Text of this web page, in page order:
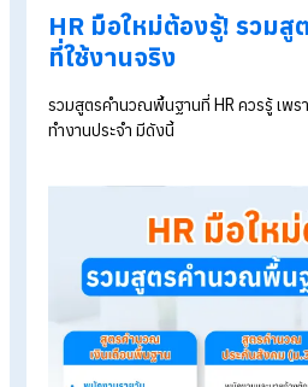
ระบบลงเวลาทำงานออนไลน์
ราคาโปรแกรมเงินเดือน เริ่
ทดลองใช้งานฟรี 30 วัน
Table of Contents:
ว่าด้วยเรื่องงาน HR กับการคำน
HR มือใหม่ต้องรู้! รวมสูตรคำนว
เคล็ดลับช่วย HR ทำงาน ให้การ
FAQ คำถามที่พบบ่อยเกี่ยวกับงา